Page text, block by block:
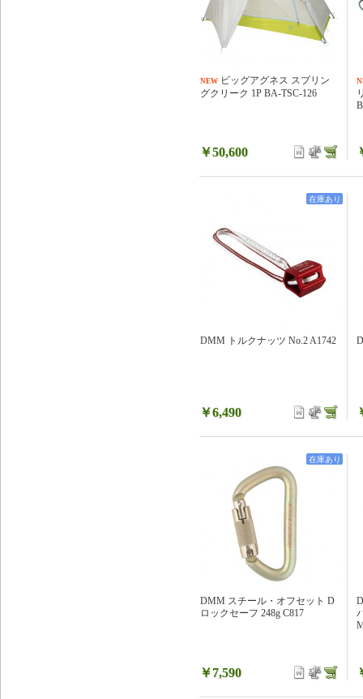
NEW ビッグアグネス スプリン
グクリーク 1P BA-TSC-126
￥50,600
DMM トルクナッツ No.2 A1742
￥6,490
在庫あり
DMM スチール・オフセット D
ロックセーフ 248g C817
￥7,590
在庫あり